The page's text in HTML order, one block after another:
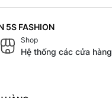
5S FASHION
Shop
Hệ thống các cửa hàng